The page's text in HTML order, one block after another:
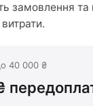
замовлення та
витрати.
40 000 ₴